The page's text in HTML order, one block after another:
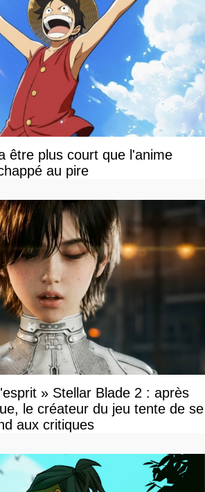
être plus court que l'anime
au pire
» Stellar Blade 2 : après
le créateur du jeu tente de se
aux critiques